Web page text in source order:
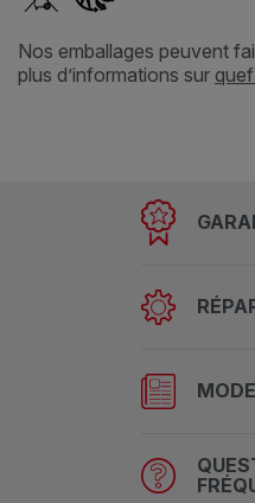
Nos emballages peuvent
plus d’informations sur